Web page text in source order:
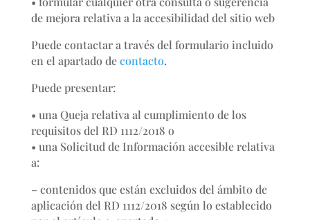
de mejora relativa a la accesibilidad del sitio web
Puede contactar a través del formulario incluido
en el apartado decontacto.
Puede presentar:
• una Queja relativa al cumplimiento de los
requisitos del RD 1112/2018 o
• una Solicitud de Información accesible relativa
a:
– contenidos que están excluidos del ámbito de
aplicación del RD 1112/2018 según lo establecido